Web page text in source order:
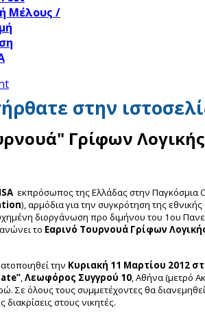
Μέλους /
στην
Γρίφων
εκπρόσωπος της Ελλάδας στην Παγκόσμια
), αρμόδια για την συγκρότηση της
διοργάνωση προ διμήνου του 1ου
το Εαρινό Τουρνουά Γρίφων
την Κυριακή 11 Μαρτίου 2012
”,Λεωφόρος Συγγρού 10, Αθήνα (μετρό
Σε όλους τους συμμετέχοντες θα
διακρίσεις στους νικητές.